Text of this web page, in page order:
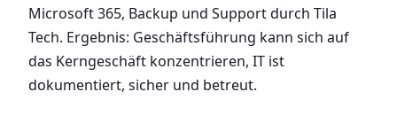
Microsoft 365, Backup und Support durch Tila
Tech. Ergebnis: Geschäftsführung kann sich auf
das Kerngeschäft konzentrieren, IT ist
dokumentiert, sicher und betreut.